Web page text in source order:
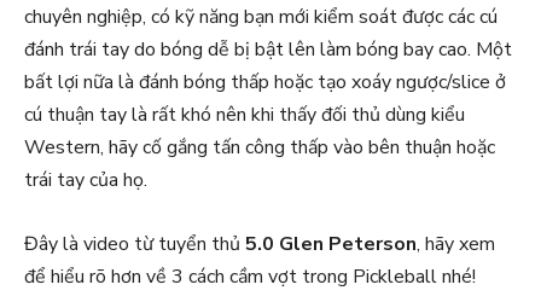
chuyên nghiệp, có kỹ năng bạn mới kiểm soát được các cú
đánh trái tay do bóng dễ bị bật lên làm bóng bay cao. Một
bất lợi nữa là đánh bóng thấp hoặc tạo xoáy ngược/slice ở
cú thuận tay là rất khó nên khi thấy đối thủ dùng kiểu
Western, hãy cố gắng tấn công thấp vào bên thuận hoặc
trái tay của họ.
Đây là video từ tuyển thủ 5.0 Glen Peterson, hãy xem
để hiểu rõ hơn về 3 cách cầm vợt trong Pickleball nhé!